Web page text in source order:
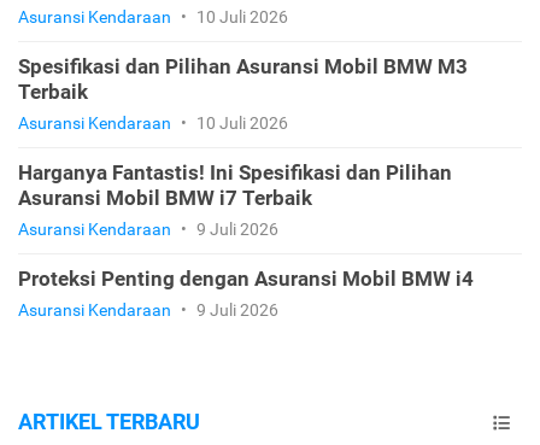
Asuransi Kendaraan • 10 Juli 2026
Spesifikasi dan Pilihan Asuransi Mobil BMW M3
Terbaik
Asuransi Kendaraan • 10 Juli 2026
Harganya Fantastis! Ini Spesifikasi dan Pilihan
Asuransi Mobil BMW i7 Terbaik
Asuransi Kendaraan • 9 Juli 2026
Proteksi Penting dengan Asuransi Mobil BMW i4
Asuransi Kendaraan • 9 Juli 2026
ARTIKEL TERBARU